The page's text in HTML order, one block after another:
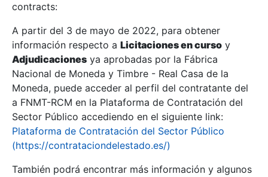
Show/Hide
Show/Hide
contracts:
A partir del 3 de mayo de 2022, para obtener
información respecto a Licitaciones en curso y
Adjudicaciones ya aprobadas por la Fábrica
Nacional de Moneda y Timbre - Real Casa de la
Moneda, puede acceder al perfil del contratante del
a FNMT-RCM en la Plataforma de Contratación del
Sector Público accediendo en el siguiente link:
Plataforma de Contratación del Sector Público
(https://contrataciondelestado.es/)
También podrá encontrar más información y algunos